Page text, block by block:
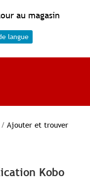
au magasin
langue
/ Ajouter et trouver
Kobo